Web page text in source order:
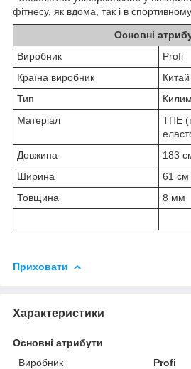
фітнесу, як вдома, так і в спортивному
Основні
Виробник
Profi
Країна виробник
Китай
Тип
Матеріал
ТПЕ
Довжина
183
Ширина
61 см
Товщина
8 мм
Приховати
Характеристики
Основні атрибути
Виробник
Profi